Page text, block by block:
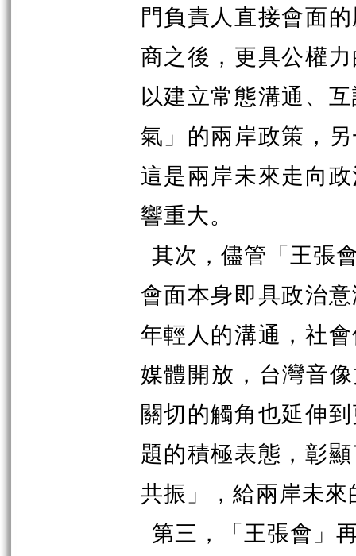
門負責人直接會面
商之後，更具公權
以建立常態溝通、
氣」的兩岸政策，
這是兩岸未來走向
響重大。
其次，儘管「王張
會面本身即具政治
年輕人的溝通，社
媒體開放，台灣音
關切的觸角也延伸
題的積極表態，彰
共振」，給兩岸未
第三，「王張會」